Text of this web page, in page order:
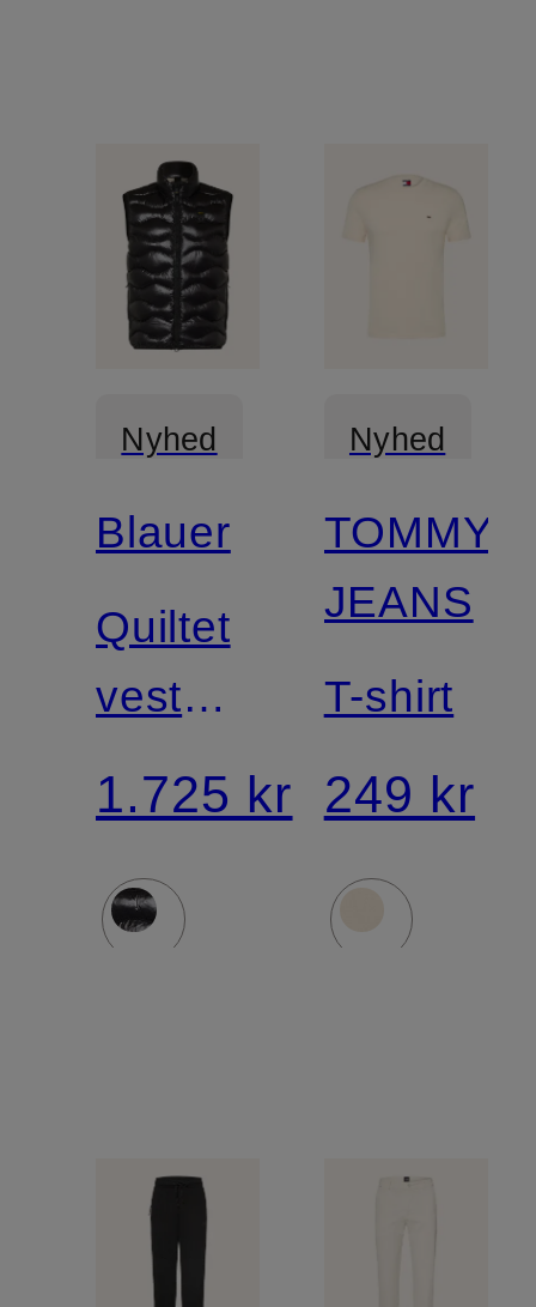
Nyhed
Blauer
Quiltet
vest
DANNY
med
DUPONT™
1.725 kr
Nyhed
TOMMY
JEANS
T-shirt
249 kr